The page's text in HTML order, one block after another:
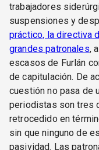
trabajadores
suspensiones y
práctico, la directiva
grandes patronales,
escasos de Furlán
de capitulación. De
cuestión no pasa de
periodistas son tres
retrocedido en
sin que ninguno de
pasividad. Las